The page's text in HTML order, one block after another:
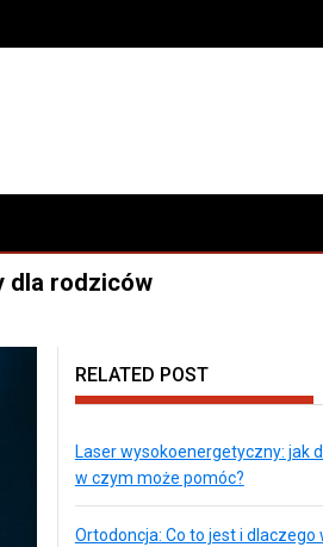
dla rodziców
RELATED POST
Laser wysokoenergetyczny: jak
w czym może pomóc?
Ortodoncja: Co to jest i dlaczego